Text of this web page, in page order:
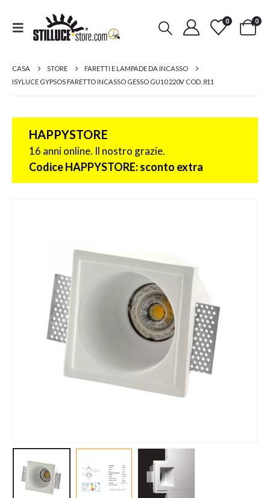
0 0
CASA STORE
FARETTI E LAMPADE DA INCASSO
ISYLUCE GYPSOS FARETTO INCASSO GESSO GU10 220V COD. 811
HAPPYSTORE
16 anni online. Il nostro grazie.
Codice HAPPYSTORE: sconto extra